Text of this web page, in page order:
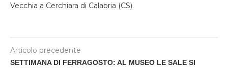
Vecchia a Cerchiara di Calabria (CS).
Articolo precedente
SETTIMANA DI FERRAGOSTO: AL MUSEO LE SALE SI